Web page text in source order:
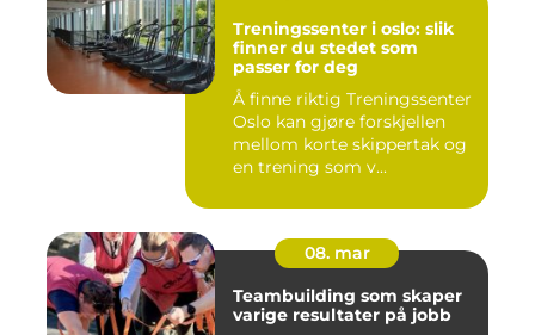
Treningssenter i oslo: slik
finner du stedet som
passer for deg
Å finne riktig Treningssenter
Oslo kan gjøre forskjellen
mellom korte skippertak og
en trening som v...
08. mar
Teambuilding som skaper
varige resultater på jobb